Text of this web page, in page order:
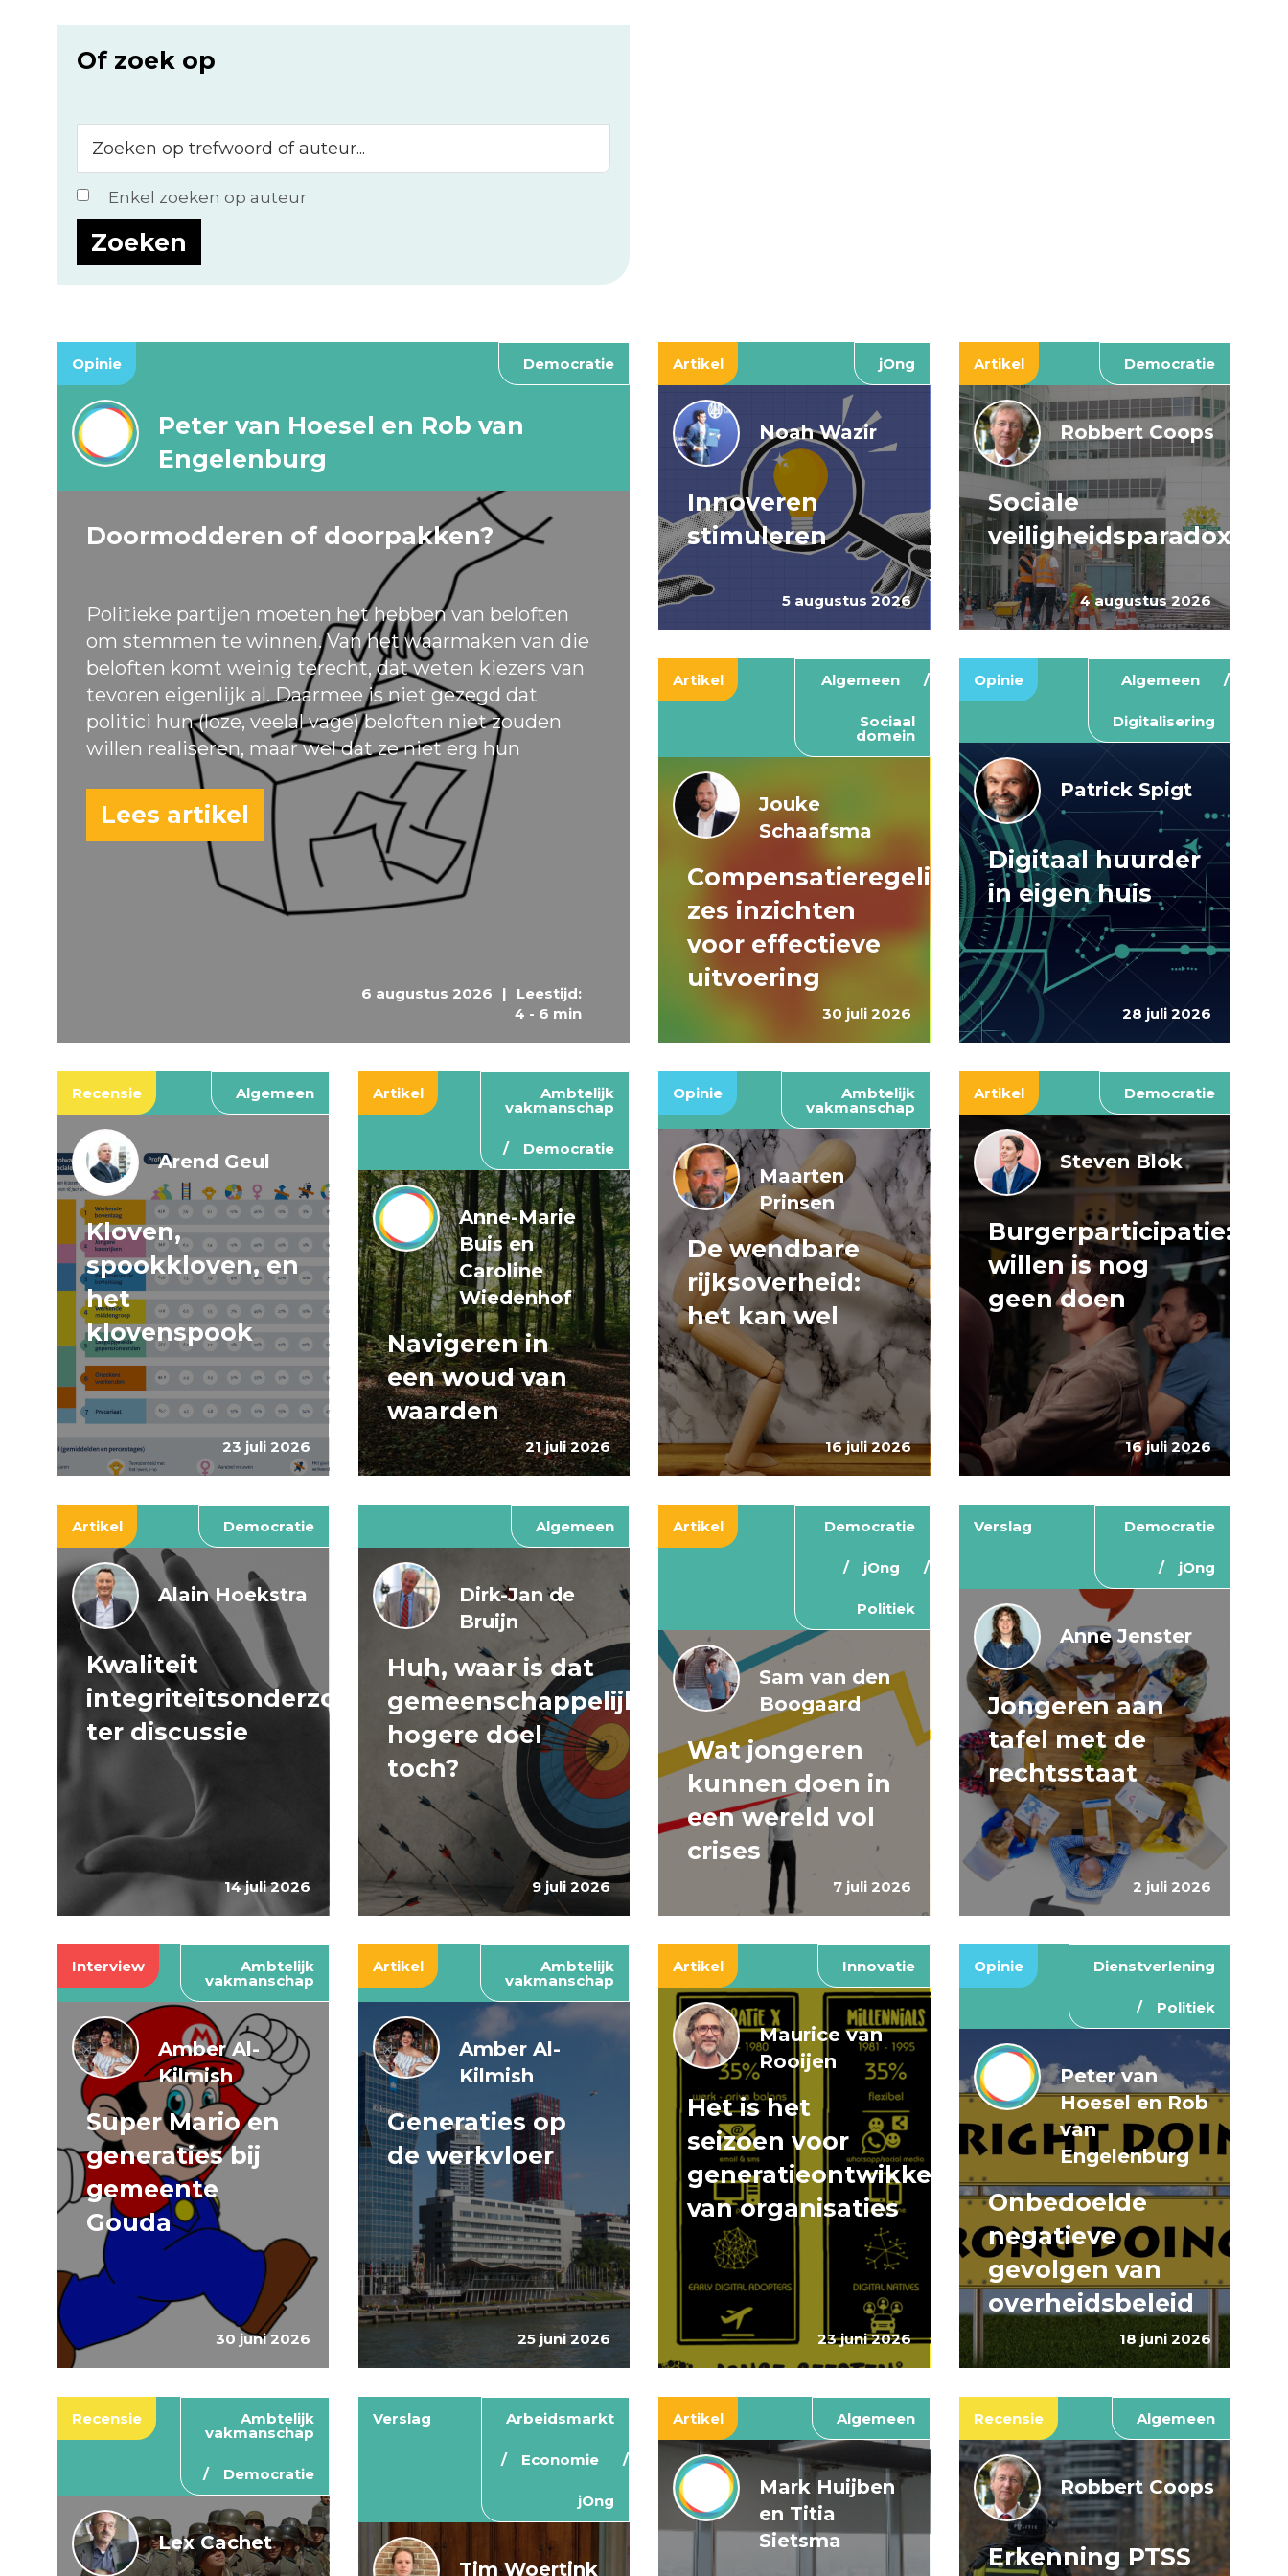
Of zoek op
op
trefwoord
of
auteur...
Enkel zoeken op auteur
Opinie Democratie
6 augustus 2026 |
Leestijd:
4 - 6 min
Peter van Hoesel en Rob van
Engelenburg
Doormodderen of doorpakken?
Politieke partijen moeten het hebben van beloften
om stemmen te winnen. Van het waarmaken van die
beloften komt weinig terecht, dat weten kiezers van
tevoren eigenlijk al. Daarmee is niet gezegd dat
politici hun (loze, veelal vage) beloften niet zouden
willen realiseren, maar wel dat ze niet erg hun
Lees artikel
Artikel jOng
5 augustus 2026
Noah Wazir
Innoveren
stimuleren
Artikel Democratie
4 augustus 2026
Robbert Coops
Sociale
veiligheidsparadox
Artikel Algemeen
Sociaal
domein
30 juli 2026
Jouke
Schaafsma
Compensatieregelingen:
zes inzichten
voor effectieve
uitvoering
Opinie Algemeen
Digitalisering
28 juli 2026
Patrick Spigt
Digitaal huurder
in eigen huis
Recensie Algemeen
23 juli 2026
Arend Geul
Kloven,
spookkloven, en
het
klovenspook
Artikel Ambtelijk
vakmanschap
Democratie
21 juli 2026
Anne-Marie
Buis en
Caroline
Wiedenhof
Navigeren in
een woud van
waarden
Opinie Ambtelijk
vakmanschap
16 juli 2026
Maarten
Prinsen
De wendbare
rijksoverheid:
het kan wel
Artikel Democratie
16 juli 2026
Steven Blok
Burgerparticipatie:
willen is nog
geen doen
Artikel Democratie
14 juli 2026
Alain Hoekstra
Kwaliteit
integriteitsonderzoeken
ter discussie
Algemeen
9 juli 2026
Dirk-Jan de
Bruijn
Huh, waar is dat
gemeenschappelijke
hogere doel
toch?
Artikel Democratie
jOng
Politiek
7 juli 2026
Sam van den
Boogaard
Wat jongeren
kunnen doen in
een wereld vol
crises
Verslag Democratie
jOng
2 juli 2026
Anne Jenster
Jongeren aan
tafel met de
rechtsstaat
Interview Ambtelijk
vakmanschap
30 juni 2026
Amber Al-
Kilmish
Super Mario en
generaties bij
gemeente
Gouda
Artikel Ambtelijk
vakmanschap
25 juni 2026
Amber Al-
Kilmish
Generaties op
de werkvloer
Artikel Innovatie
23 juni 2026
Maurice van
Rooijen
Het is het
seizoen voor
generatieontwikkeling
van organisaties
Opinie Dienstverlening
Politiek
18 juni 2026
Peter van
Hoesel en Rob
van
Engelenburg
Onbedoelde
negatieve
gevolgen van
overheidsbeleid
Recensie Ambtelijk
vakmanschap
Democratie
Lex Cachet
Verslag Arbeidsmarkt
Economie
jOng
Tim Woertink
Artikel Algemeen
Mark Huijben
en Titia
Sietsma
Recensie Algemeen
Robbert Coops
Erkenning PTSS